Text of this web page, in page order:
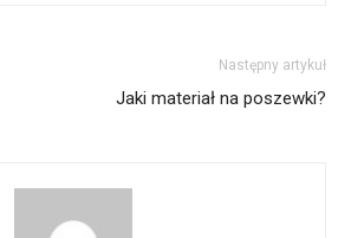
Następny artykuł
Jaki materiał na poszewki?